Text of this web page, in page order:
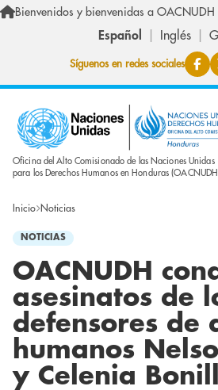
Pasar al contenido principal
Bienvenidos y bienvenidas a OACNUDH
Español Inglés
Síguenos en redes sociales
Oficina del Alto Comisionado de las Naciones Unidas
para los Derechos Humanos en Honduras
Inicio Noticias
NOTICIAS
OACNUDH
asesinatos de
defensores de
humanos
y Celenia